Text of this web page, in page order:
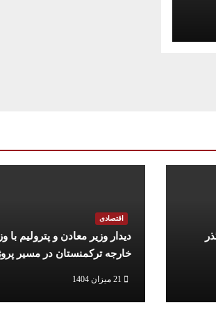
اقتصادی
دیدار وزیر معادن و پترولیم با
خارجه ترکمنستان در مسیر
21 میزان 1404